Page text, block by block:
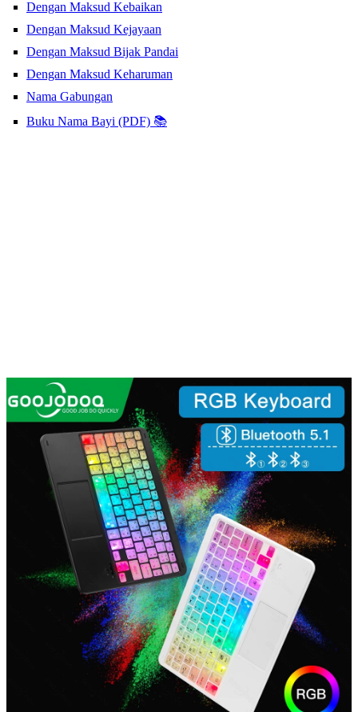
Dengan Maksud Kebaikan
Dengan Maksud Kejayaan
Dengan Maksud Bijak Pandai
Dengan Maksud Keharuman
Nama Gabungan
Buku Nama Bayi (PDF) 📚